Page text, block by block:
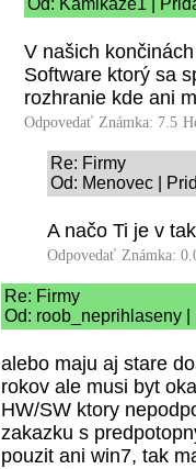
Od: Kamikaze1 |
V našich
Software ktorý sa
rozhranie kde ani
Odpovedať Známka: 7.5
Re: Firmy
Od: Menovec |
A načo Ti je v
Odpovedať Známka:
Re: Firmy
Od: roob_neprihlaseny
alebo maju aj stare
rokov ale musi byt
HW/SW ktory
zakazku s
pouzit ani win7, tak